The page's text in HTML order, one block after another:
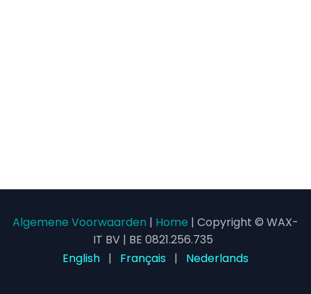
Algemene Voorwaarden | Home | Copyright © WAX-
IT BV | BE 0821.256.735
English | Français | Nederlands